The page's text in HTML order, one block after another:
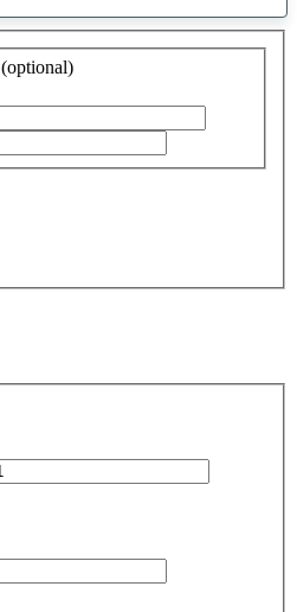
öneri
bulundu
(optional)